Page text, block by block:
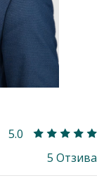
5.0
5 Отзива